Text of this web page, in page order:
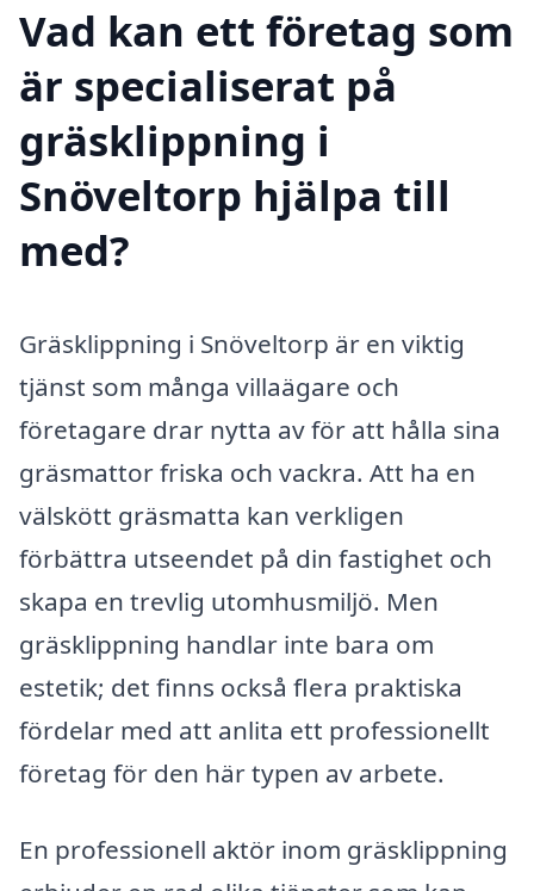
Vad kan ett företag som
är specialiserat på
gräsklippning i
Snöveltorp hjälpa till
med?
Gräsklippning i Snöveltorp är en viktig
tjänst som många villaägare och
företagare drar nytta av för att hålla sina
gräsmattor friska och vackra. Att ha en
välskött gräsmatta kan verkligen
förbättra utseendet på din fastighet och
skapa en trevlig utomhusmiljö. Men
gräsklippning handlar inte bara om
estetik; det finns också flera praktiska
fördelar med att anlita ett professionellt
företag för den här typen av arbete.
En professionell aktör inom gräsklippning